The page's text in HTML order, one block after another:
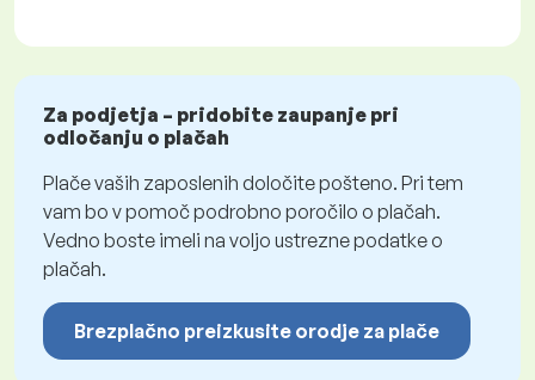
Za podjetja – pridobite zaupanje pri
odločanju o plačah
Plače vaših zaposlenih določite pošteno. Pri tem
vam bo v pomoč podrobno poročilo o plačah.
Vedno boste imeli na voljo ustrezne podatke o
plačah.
Brezplačno preizkusite orodje za plače